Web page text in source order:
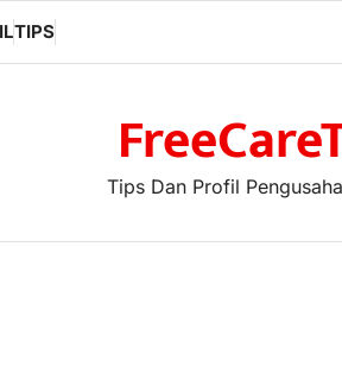
TIPS
Tips Dan Profil